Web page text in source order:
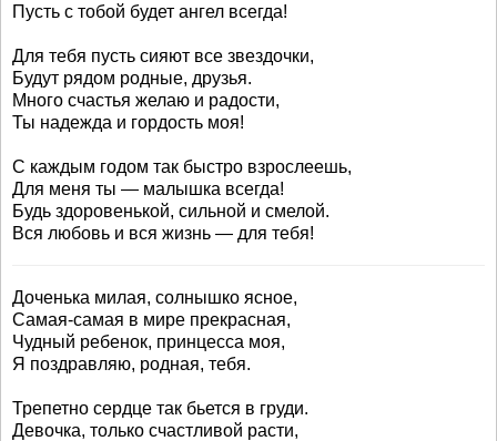
Пусть с тобой будет ангел всегда!
Для тебя пусть сияют все звездочки,
Будут рядом родные, друзья.
Много счастья желаю и радости,
Ты надежда и гордость моя!
С каждым годом так быстро взрослеешь,
Для меня ты — малышка всегда!
Будь здоровенькой, сильной и смелой.
Вся любовь и вся жизнь — для тебя!
Доченька милая, солнышко ясное,
Самая-самая в мире прекрасная,
Чудный ребенок, принцесса моя,
Я поздравляю, родная, тебя.
Трепетно сердце так бьется в груди.
Девочка, только счастливой расти,